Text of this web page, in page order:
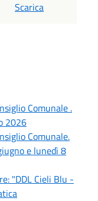
Scarica
Comunale .
2026
Comunale.
e lunedì 8
"DDL Cieli Blu -